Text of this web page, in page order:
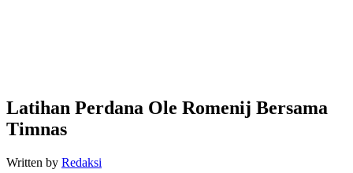
Latihan Perdana Ole Romenij Bersama
Timnas
Written by Redaksi